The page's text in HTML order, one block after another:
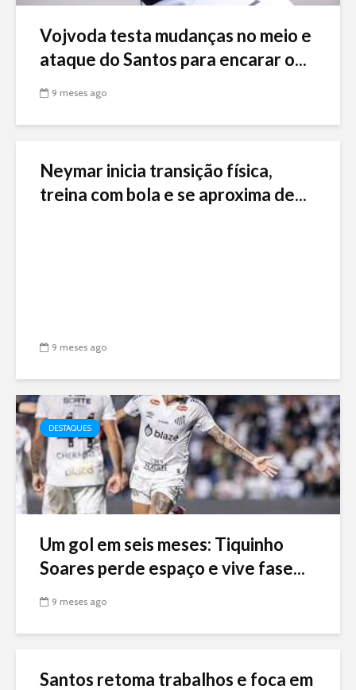
Vojvoda testa mudanças no meio e
ataque do Santos para encarar o...
9 meses ago
Neymar inicia transição física,
treina com bola e se aproxima de...
9 meses ago
DESTAQUES
Um gol em seis meses: Tiquinho
Soares perde espaço e vive fase...
9 meses ago
Santos retoma trabalhos e foca em